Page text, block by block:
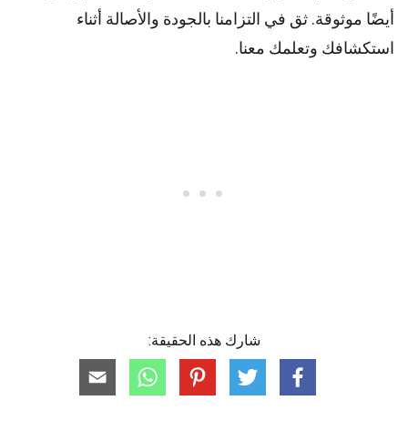
أيضًا موثوقة. ثق في التزامنا بالجودة والأصالة أثناء
استكشافك وتعلمك معنا.
شارك هذه الحقيقة: